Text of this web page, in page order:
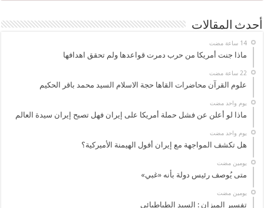
أحدث المقالات
‏14 ساعة مضت
ماذا جنت أمريكا من حرب دمرت قواعدها ولم تحقق اهدافها
علوم القرآن محاضرات القاها حجة الاسلام السيد محمد باقر الحكيم
‏يوم واحد مضت
ماذا لو أعلن عن فشل حملة أمريكا على إيران فهل تصبح إيران سيدة العالم
‏يوم واحد مضت
هل تكشف المواجهة مع إيران أفول الهيمنة الأميركية؟
‏يومين مضت
متى يُوصف رئيس دولة بأنه «غبي»
‏يومين مضت
تفسير الميزان : السيد الطباطبائي